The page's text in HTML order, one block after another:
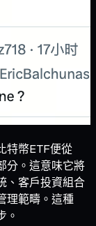
特幣ETF便從
分。這意味它將
、客戶投資組合
理範疇。這種
。